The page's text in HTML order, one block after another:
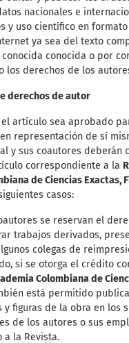
nacionales e
y uso científico en
ya sea del texto
conocida o por
los derechos de los
derechos de autor
el artículo sea aprobado
representación de sí
y sus coautores deberán
correspondiente a la
de Ciencias Exactas,
casos:
se reservan el
trabajos derivados,
colegas de
si se otorga el crédito
Colombiana de
está permitido
y figuras de la obra en los
de los autores o sus
la Revista.